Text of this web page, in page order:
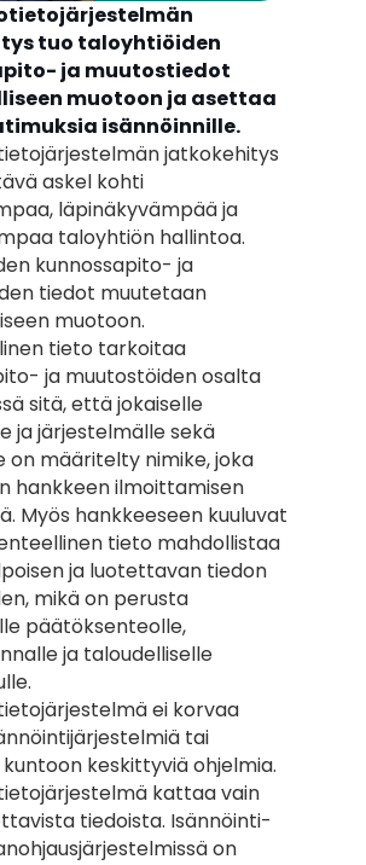
tuo taloyhtiöiden
ja muutostiedot
muotoon ja asettaa
isännöinnille.
jatkokehitys
askel kohti
läpinäkyvämpää ja
taloyhtiön hallintoa.
kunnossapito- ja
tiedot muutetaan
muotoon.
tieto tarkoitaa
ja muutostöiden osalta
sitä, että jokaiselle
ja järjestelmälle sekä
on määritelty nimike, joka
hankkeen ilmoittamisen
Myös hankkeeseen kuuluvat
tieto mahdollistaa
ja luotettavan tiedon
mikä on perusta
päätöksenteolle,
ja taloudelliselle
ei korvaa
tai
keskittyviä ohjelmia.
kattaa vain
tiedoista. Isännöinti-
on